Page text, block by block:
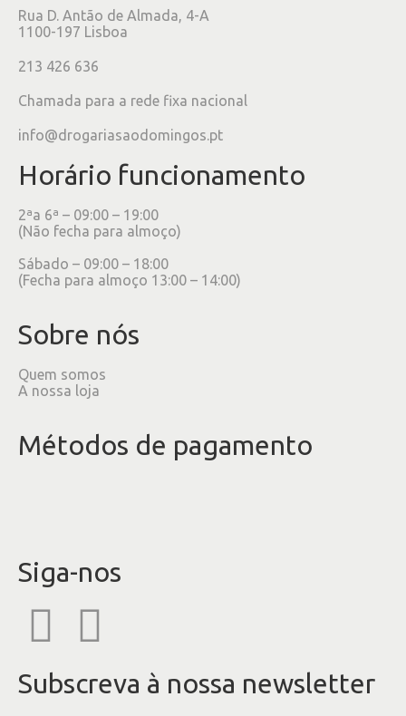
Rua D. Antão de Almada, 4-A
1100-197 Lisboa
213 426 636
Chamada para a rede fixa nacional
info@drogariasaodomingos.pt
Horário funcionamento
2ªa 6ª – 09:00 – 19:00
(Não fecha para almoço)
Sábado – 09:00 – 18:00
(Fecha para almoço 13:00 – 14:00)
Sobre nós
Quem somos
A nossa loja
Métodos de pagamento
Siga-nos
Subscreva à nossa newsletter